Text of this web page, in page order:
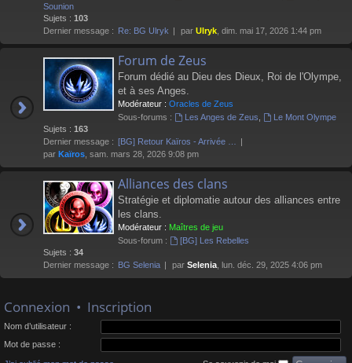
Sounion
Sujets : 103
Dernier message : Re: BG Ulryk par Ulryk , dim. mai 17, 2026 1:44 pm
Forum de Zeus
Forum dédié au Dieu des Dieux, Roi de l'Olympe,
et à ses Anges.
Modérateur : Oracles de Zeus
Sous-forums :
Les Anges de Zeus
Le Mont Olympe
Sujets : 163
Dernier message : [BG] Retour Kaïros - Arrivée …
par Kaïros , sam. mars 28, 2026 9:08 pm
Alliances des clans
Stratégie et diplomatie autour des alliances entre
les clans.
Modérateur : Maîtres de jeu
Sous-forum :
[BG] Les Rebelles
Sujets : 34
Dernier message : BG Selenia par Selenia , lun. déc. 29, 2025 4:06 pm
Connexion • Inscription
Nom d’utilisateur :
Mot de passe :